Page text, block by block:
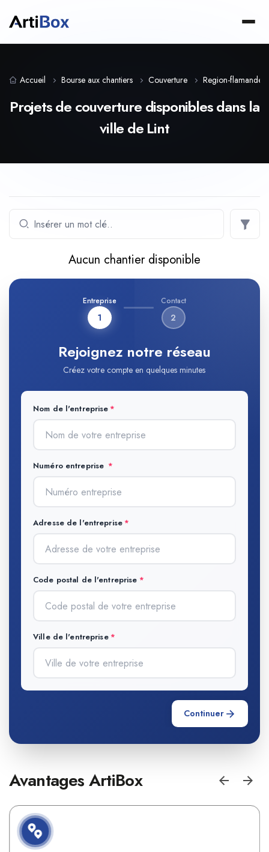
Accueil Bourse aux chantiers Couverture Region-flamande
Projets de couverture disponibles dans la
ville de Lint
Aucun chantier disponible
Entreprise
1
Contact
2
Rejoignez notre réseau
Créez votre compte en quelques minutes
Nom de l'entreprise
Numéro entreprise
Adresse de l'entreprise
Code postal de l'entreprise
Ville de l'entreprise
Continuer
Avantages ArtiBox